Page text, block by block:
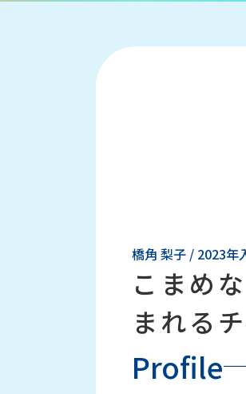
橋角 梨子 / 2023年
こまめ
まれる
Profile